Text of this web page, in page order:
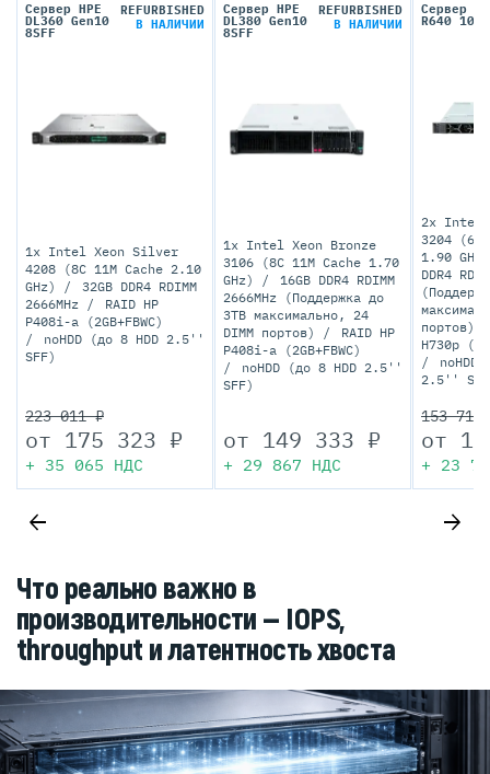
Сервер HPE
DL360 Gen10
8SFF
REFURBISHED
В НАЛИЧИИ
1x Intel Xeon Silver
4208 (8C 11M Cache 2.10
GHz)
32GB DDR4 RDIMM
2666MHz
RAID HP
P408i-a (2GB+FBWC)
noHDD (до 8 HDD 2.5''
SFF)
223 011 ₽
от 175 323 ₽
+ 35 065 НДС
Сервер HPE
DL380 Gen10
8SFF
REFURBISHED
В НАЛИЧИИ
1x Intel Xeon Bronze
3106 (8C 11M Cache 1.70
GHz)
16GB DDR4 RDIMM
2666MHz (Поддержка до
3TB максимально, 24
DIMM портов)
RAID HP
P408i-a (2GB+FBWC)
noHDD (до 8 HDD 2.5''
SFF)
от 149 333 ₽
+ 29 867 НДС
Сервер
R640
2x Intel
3204 (6C
1.90
DDR4
портов)
H730p
noHDD
2.5''
153 719
от
+ 23
Что реально важно в
производительности — IOPS,
throughput и латентность хвоста